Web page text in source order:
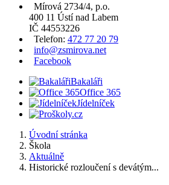
Mírová 2734/4, p.o.
400 11 Ústí nad Labem
IČ 44553226
Telefon: 472 77 20 79
info@zsmirova.net
Facebook
Bakaláři
Office 365
Jídelníček
Úvodní stránka
Škola
Aktuálně
Historické rozloučení s devátým...